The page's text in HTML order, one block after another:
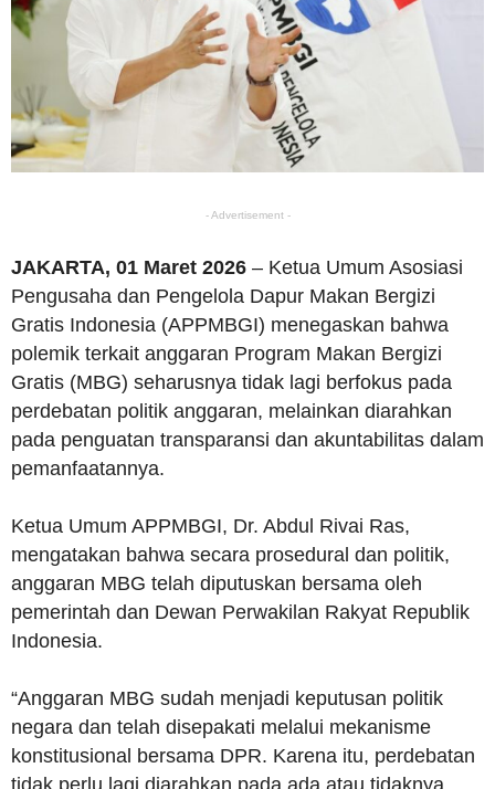
- Advertisement -
JAKARTA, 01 Maret 2026 – Ketua Umum Asosiasi
Pengusaha dan Pengelola Dapur Makan Bergizi
Gratis Indonesia (APPMBGI) menegaskan bahwa
polemik terkait anggaran Program Makan Bergizi
Gratis (MBG) seharusnya tidak lagi berfokus pada
perdebatan politik anggaran, melainkan diarahkan
pada penguatan transparansi dan akuntabilitas dalam
pemanfaatannya.
Ketua Umum APPMBGI, Dr. Abdul Rivai Ras,
mengatakan bahwa secara prosedural dan politik,
anggaran MBG telah diputuskan bersama oleh
pemerintah dan Dewan Perwakilan Rakyat Republik
Indonesia.
“Anggaran MBG sudah menjadi keputusan politik
negara dan telah disepakati melalui mekanisme
konstitusional bersama DPR. Karena itu, perdebatan